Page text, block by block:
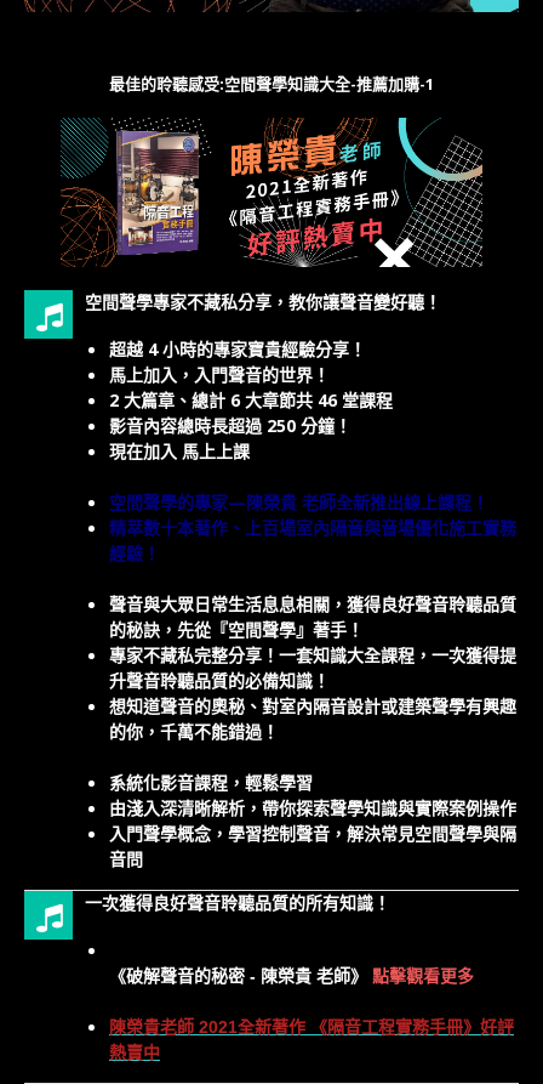
最佳的聆聽感受:空間聲學知識大全-推薦加購-1
空間聲學專家不藏私分享，教你讓聲音變好聽！
超越 4 小時的專家寶貴經驗分享！
馬上加入，入門聲音的世界！
2 大篇章、總計 6 大章節共 46 堂課程
影音內容總時長超過 250 分鐘！
現在加入 馬上上課
空間聲學的專家—陳榮貴 老師全新推出線上課程！
精萃數十本著作、上百場室內隔音與音場優化施工實務
經驗！
聲音與大眾日常生活息息相關，獲得良好聲音聆聽品質
的秘訣，先從『空間聲學』著手！
專家不藏私完整分享！一套知識大全課程，一次獲得提
升聲音聆聽品質的必備知識！
想知道聲音的奧秘、對室內隔音設計或建築聲學有興趣
的你，千萬不能錯過！
系統化影音課程，輕鬆學習
由淺入深清晰解析，帶你探索聲學知識與實際案例操作
入門聲學概念，學習控制聲音，解決常見空間聲學與隔
音問
一次獲得良好聲音聆聽品質的所有知識！
《破解聲音的秘密 - 陳榮貴 老師》
點擊觀看更多
陳榮貴老師 2021全新著作 《隔音工程實務手冊》好評
熱賣中